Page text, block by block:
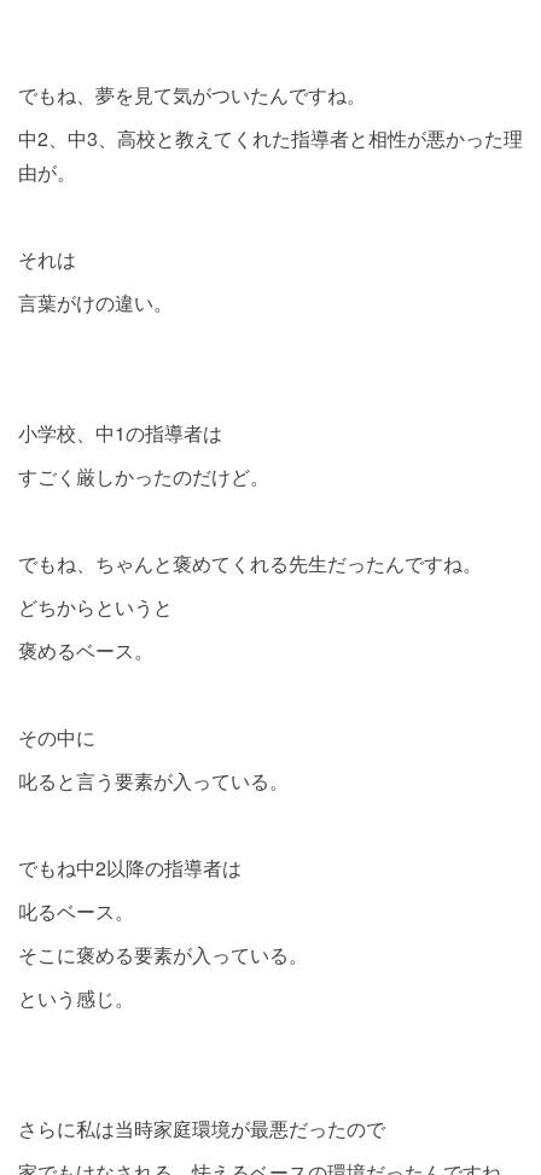
でもね、夢を見て気がついたんですね。
中2、中3、高校と教えてくれた指導者と相性が悪かった理
由が。
それは
言葉がけの違い。
小学校、中1の指導者は
すごく厳しかったのだけど。
でもね、ちゃんと褒めてくれる先生だったんですね。
どちからというと
褒めるベース。
その中に
叱ると言う要素が入っている。
でもね中2以降の指導者は
叱るベース。
そこに褒める要素が入っている。
という感じ。
さらに私は当時家庭環境が最悪だったので